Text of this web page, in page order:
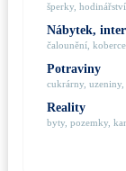
šperky,
Nábytek,
čalounění,
Potraviny
cukrárny, uzeniny,
Reality
byty, pozemky,